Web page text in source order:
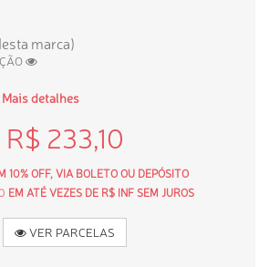
marca)
Mais detalhes
R$ 233,10
10% OFF, VIA BOLETO OU DEPÓSITO
EM ATÉ VEZES DE R$ INF SEM JUROS
VER PARCELAS